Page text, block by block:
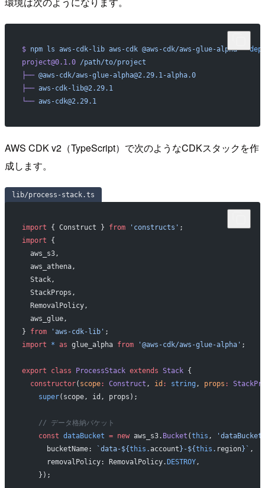
$ npm ls aws-cdk-lib aws-cdk @aws-cdk/aws-glue-alpha --
project@0.1.0 /path/to/project
├── @aws-cdk/aws-glue-alpha@2.29.1-alpha.0
├── aws-cdk-lib@2.29.1
└── aws-cdk@2.29.1
AWS CDK v2（TypeScript）で次のようなCDKスタックを作
成します。
lib/process-stack.ts
import { Construct } from 'constructs' ;
import {
  aws_s3,
  aws_athena,
  Stack,
  StackProps,
  RemovalPolicy,
  aws_glue,
} from 'aws-cdk-lib' ;
import * as glue_alpha from '@aws-cdk/aws-glue-alpha' ;
export class ProcessStack extends Stack {
  constructor
( scope: Construct , id : string , props :
    super
(scope, id, props);
    // データ格納バケット
    const
dataBucket = new aws_s3. Bucket (this ,
      bucketName:
`data-${this .account}-${this . region}` ,
      removalPolicy: RemovalPolicy.
DESTROY,
    });